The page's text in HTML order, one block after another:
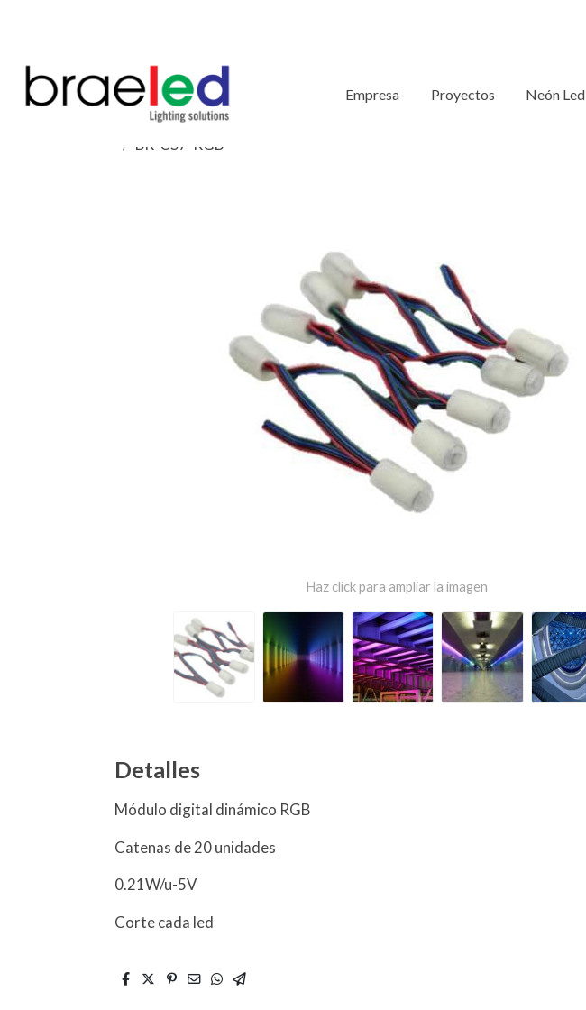
Empresa Proyectos Neón Led
BR-CS7-RGB
Haz click para ampliar la imagen
Detalles
Módulo digital dinámico RGB
Catenas de 20 unidades
0.21W/u-5V
Corte cada led